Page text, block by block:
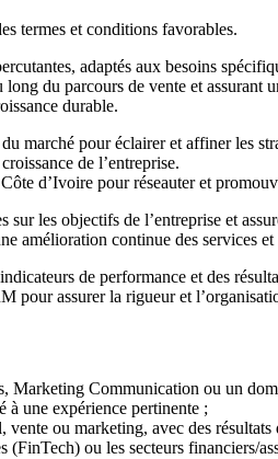
termes et conditions favorables.
adaptés aux besoins
du parcours de vente et assurant
durable.
marché pour éclairer et affiner les
de l’entreprise.
d’Ivoire pour réseauter et
les objectifs de l’entreprise et
amélioration continue des services
de performance et des
pour assurer la rigueur et
Communication ou un
une expérience pertinente ;
ou marketing, avec des
ou les secteurs financiers/